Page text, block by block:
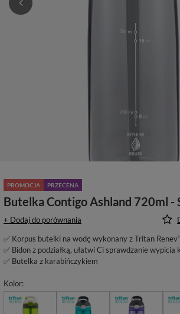
PROMOCJA PRZECENA
Butelka Contigo Ashland 720ml -
+ Dodaj do porównania
✅ Korpus butelki na wodę wykonany z Tritan
✅ Bidon z podziałką, ułatwi Ci sprawdzanie
✅ Butelka z karabińczykiem
Kolor